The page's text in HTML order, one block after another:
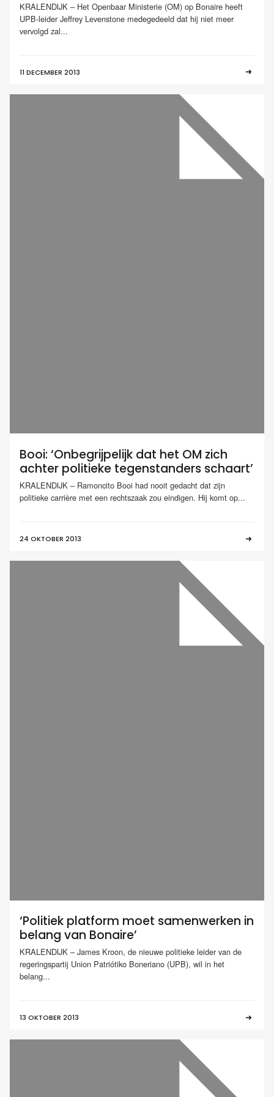
KRALENDIJK – Het Openbaar Ministerie (OM) op Bonaire heeft
UPB-leider Jeffrey Levenstone medegedeeld dat hij niet meer
vervolgd zal...
11 DECEMBER 2013
Booi: ‘Onbegrijpelijk dat het OM zich
achter politieke tegenstanders schaart’
KRALENDIJK – Ramoncito Booi had nooit gedacht dat zijn
politieke carrière met een rechtszaak zou eindigen. Hij komt op...
24 OKTOBER 2013
‘Politiek platform moet samenwerken in
belang van Bonaire’
KRALENDIJK – James Kroon, de nieuwe politieke leider van de
regeringspartij Union Patriótiko Boneriano (UPB), wil in het
belang...
13 OKTOBER 2013